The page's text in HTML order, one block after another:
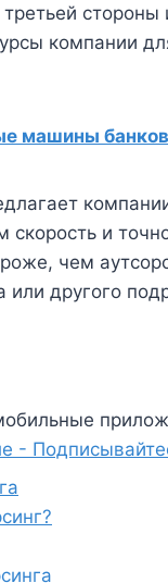
компании
машины
и
чем
или другого
-